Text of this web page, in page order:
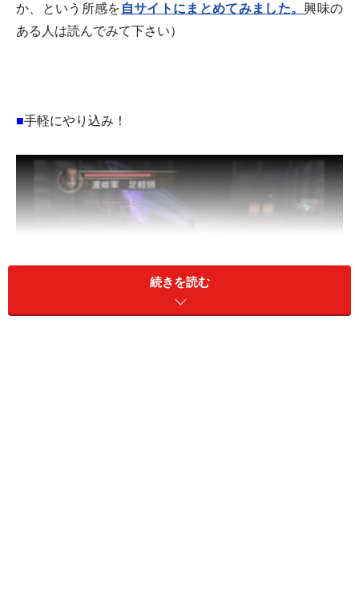
か、という所感を 自サイトにまとめてみました。興味の
ある人は読んでみて下さい）
■手軽にやり込み！
続きを読む